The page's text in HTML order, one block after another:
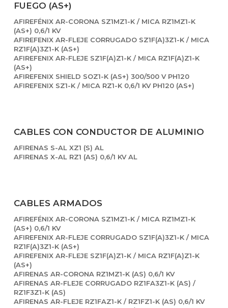
FUEGO (AS+)
AFIREFÉNIX AR-CORONA SZ1MZ1-K / MICA RZ1MZ1-K
(AS+) 0,6/1 KV
AFIREFENIX AR-FLEJE CORRUGADO SZ1F(A)3Z1-K / MICA
RZ1F(A)3Z1-K (AS+)
AFIREFENIX AR-FLEJE SZ1F(A)Z1-K / MICA RZ1F(A)Z1-K
(AS+)
AFIREFENIX SHIELD SOZ1-K (AS+) 300/500 V PH120
AFIREFENIX SZ1-K / MICA RZ1-K 0,6/1 KV PH120 (AS+)
CABLES CON CONDUCTOR DE ALUMINIO
AFIRENAS S-AL XZ1 (S) AL
AFIRENAS X-AL RZ1 (AS) 0,6/1 KV AL
CABLES ARMADOS
AFIREFÉNIX AR-CORONA SZ1MZ1-K / MICA RZ1MZ1-K
(AS+) 0,6/1 KV
AFIREFENIX AR-FLEJE CORRUGADO SZ1F(A)3Z1-K / MICA
RZ1F(A)3Z1-K (AS+)
AFIREFENIX AR-FLEJE SZ1F(A)Z1-K / MICA RZ1F(A)Z1-K
(AS+)
AFIRENAS AR-CORONA RZ1MZ1-K (AS) 0,6/1 KV
AFIRENAS AR-FLEJE CORRUGADO RZ1FA3Z1-K (AS) /
RZ1F3Z1-K (AS)
AFIRENAS AR-FLEJE RZ1FAZ1-K / RZ1FZ1-K (AS) 0,6/1 KV